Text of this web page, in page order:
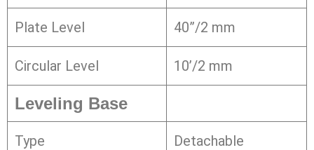
Plate Level 40”/2 mm
Circular Level 10’/2 mm
Leveling Base
Type Detachable